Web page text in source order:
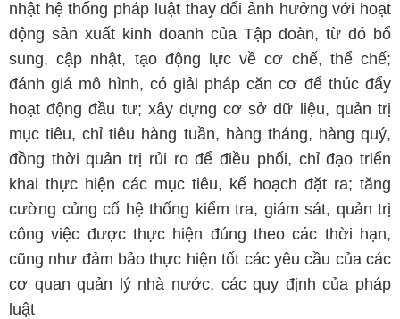
nhật hệ thống pháp luật thay đổi ảnh hưởng với hoạt
động sản xuất kinh doanh của Tập đoàn, từ đó bổ
sung, cập nhật, tạo động lực về cơ chế, thể chế;
đánh giá mô hình, có giải pháp căn cơ để thúc đẩy
hoạt động đầu tư; xây dựng cơ sở dữ liệu, quản trị
mục tiêu, chỉ tiêu hàng tuần, hàng tháng, hàng quý,
đồng thời quản trị rủi ro để điều phối, chỉ đạo triển
khai thực hiện các mục tiêu, kế hoạch đặt ra; tăng
cường củng cố hệ thống kiểm tra, giám sát, quản trị
công việc được thực hiện đúng theo các thời hạn,
cũng như đảm bảo thực hiện tốt các yêu cầu của các
cơ quan quản lý nhà nước, các quy định của pháp
luật